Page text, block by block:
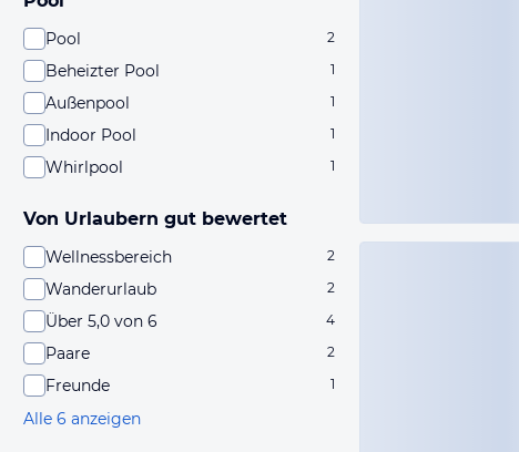
Pool 2
Beheizter Pool 1
Außenpool 1
Indoor Pool 1
Whirlpool 1
Von Urlaubern gut bewertet
Wellnessbereich 2
Wanderurlaub 2
Über 5,0 von 6 4
Paare 2
Freunde 1
Alle 6 anzeigen